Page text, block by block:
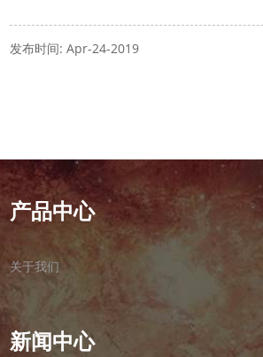
发布时间: Apr-24-2019
产品中心
关于我们
新闻中心